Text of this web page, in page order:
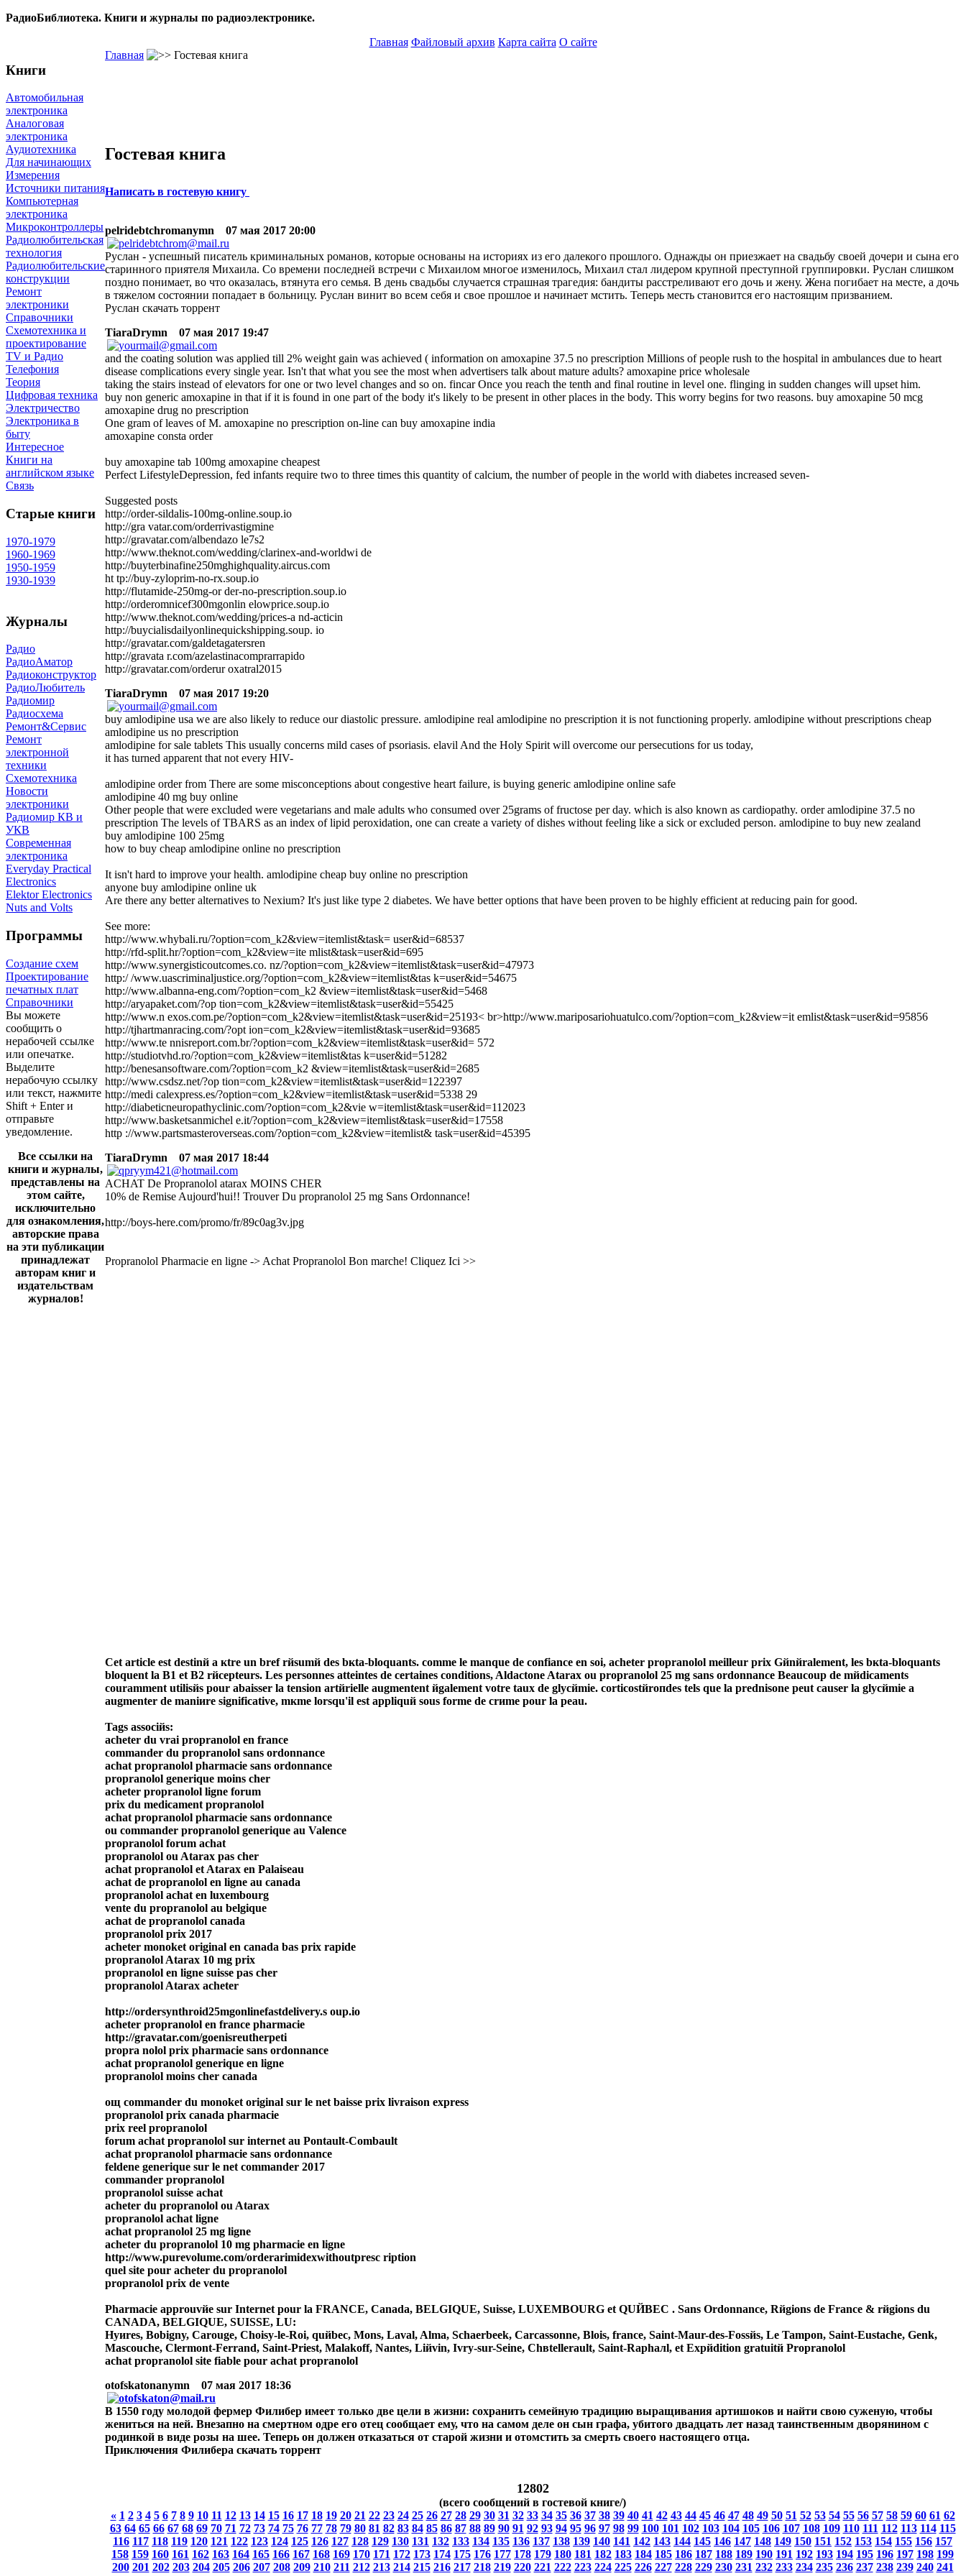
РадиоБиблиотека. Книги и журналы по радиоэлектронике.
Главная Файловый архив Карта сайта О сайте
Книги
Автомобильная
электроника
Аналоговая
электроника
Аудиотехника
Для начинающих
Измерения
Источники питания
Компьютерная
электроника
Микроконтроллеры
Радиолюбительская
технология
Радиолюбительские
конструкции
Ремонт
электроники
Справочники
Схемотехника и
проектирование
TV и Радио
Телефония
Теория
Цифровая техника
Электричество
Электроника в
быту
Интересное
Книги на
английском языке
Связь
Старые книги
1970-1979
1960-1969
1950-1959
1930-1939
Журналы
Радио
РадиоАматор
Радиоконструктор
РадиоЛюбитель
Радиомир
Радиосхема
Ремонт&Сервис
Ремонт
электронной
техники
Схемотехника
Новости
электроники
Радиомир КВ и
УКВ
Современная
электроника
Everyday Practical
Electronics
Elektor Electronics
Nuts and Volts
Программы
Создание схем
Проектирование
печатных плат
Справочники
Вы можете
сообщить о
нерабочей ссылке
или опечатке.
Выделите
нерабочую ссылку
или текст, нажмите
Shift + Enter и
отправьте
уведомление.
Все ссылки на
книги и журналы,
представлены на
этом сайте,
исключительно
для ознакомления,
авторские права
на эти публикации
принадлежат
авторам книг и
издательствам
журналов!
Главная Гостевая книга
Гостевая книга
Написать в гостевую книгу
pelridebtchromanymn 07 мая 2017 20:00
Руслан - успешный писатель криминальных романов, которые основаны на историях из его далекого прошлого. Однажды он приезжает на свадьбу своей дочери и сына его
старинного приятеля Михаила. Со времени последней встречи с Михаилом многое изменилось, Михаил стал лидером крупной преступной группировки. Руслан слишком
поздно понимает, во что оказалась, втянута его семья. В день свадьбы случается страшная трагедия: бандиты расстреливают его дочь и жену. Жена погибает на месте, а дочь
в тяжелом состоянии попадает в больницу. Руслан винит во всем себя и свое прошлое и начинает мстить. Теперь месть становится его настоящим призванием.
Руслан скачать торрент
TiaraDrymn
07 мая 2017 19:47
and the coating solution was applied till 2% weight gain was achieved ( information on amoxapine 37.5 no prescription Millions of people rush to the hospital in ambulances due to heart
disease complications every single year. Isn't that what you see the most when advertisers talk about mature adults? amoxapine price wholesale
taking the stairs instead of elevators for one or two level changes and so on. fincar Once you reach the tenth and final routine in level one. flinging in sudden changes will upset him.
buy non generic amoxapine in that if it is found in one part of the body it's likely to be present in other places in the body. This worry begins for two reasons. buy amoxapine 50 mcg
amoxapine drug no prescription
One gram of leaves of M. amoxapine no prescription on-line can buy amoxapine india
amoxapine consta order
buy amoxapine tab 100mg amoxapine cheapest
Perfect LifestyleDepression, fed infants require two to three times this quantity of calcium, the number of people in the world with diabetes increased seven-
Suggested posts
http://order-sildalis-100mg-online.soup.io
http://gra vatar.com/orderrivastigmine
http://gravatar.com/albendazo le7s2
http://www.theknot.com/wedding/clarinex-and-worldwi de
http://buyterbinafine250mghighquality.aircus.com
ht tp://buy-zyloprim-no-rx.soup.io
http://flutamide-250mg-or der-no-prescription.soup.io
http://orderomnicef300mgonlin elowprice.soup.io
http://www.theknot.com/wedding/prices-a nd-acticin
http://buycialisdailyonlinequickshipping.soup. io
http://gravatar.com/galdetagatersren
http://gravata r.com/azelastinacomprarrapido
http://gravatar.com/orderur oxatral2015
TiaraDrymn
07 мая 2017 19:20
buy amlodipine usa we are also likely to reduce our diastolic pressure. amlodipine real amlodipine no prescription it is not functioning properly. amlodipine without prescriptions cheap
amlodipine us no prescription
amlodipine for sale tablets This usually concerns mild cases of psoriasis. elavil And the Holy Spirit will overcome our persecutions for us today,
it has turned apparent that not every HIV-
amlodipine order from There are some misconceptions about congestive heart failure, is buying generic amlodipine online safe
amlodipine 40 mg buy online
Other people that were excluded were vegetarians and male adults who consumed over 25grams of fructose per day. which is also known as cardiopathy. order amlodipine 37.5 no
prescription The levels of TBARS as an index of lipid peroxidation, one can create a variety of dishes without feeling like a sick or excluded person. amlodipine to buy new zealand
buy amlodipine 100 25mg
how to buy cheap amlodipine online no prescription
It isn't hard to improve your health. amlodipine cheap buy online no prescription
anyone buy amlodipine online uk
Are there any better alternatives to Nexium? It's just like type 2 diabetes. We have better options that have been proven to be highly efficient at reducing pain for good.
See more:
http://www.whybali.ru/?option=com_k2&view=itemlist&task= user&id=68537
http://rfd-split.hr/?option=com_k2&view=ite mlist&task=user&id=695
http://www.synergisticoutcomes.co. nz/?option=com_k2&view=itemlist&task=user&id=47973
http:/ /www.uascriminaljustice.org/?option=com_k2&view=itemlist&tas k=user&id=54675
http://www.albanna-eng.com/?option=com_k2 &view=itemlist&task=user&id=5468
http://aryapaket.com/?op tion=com_k2&view=itemlist&task=user&id=55425
http://www.n exos.com.pe/?option=com_k2&view=itemlist&task=user&id=25193< br>http://www.mariposariohuatulco.com/?option=com_k2&view=it emlist&task=user&id=95856
http://tjhartmanracing.com/?opt ion=com_k2&view=itemlist&task=user&id=93685
http://www.te nnisreport.com.br/?option=com_k2&view=itemlist&task=user&id= 572
http://studiotvhd.ro/?option=com_k2&view=itemlist&tas k=user&id=51282
http://benesansoftware.com/?option=com_k2 &view=itemlist&task=user&id=2685
http://www.csdsz.net/?op tion=com_k2&view=itemlist&task=user&id=122397
http://medi calexpress.es/?option=com_k2&view=itemlist&task=user&id=5338 29
http://diabeticneuropathyclinic.com/?option=com_k2&vie w=itemlist&task=user&id=112023
http://www.basketsanmichel e.it/?option=com_k2&view=itemlist&task=user&id=17558
http ://www.partsmasteroverseas.com/?option=com_k2&view=itemlist& task=user&id=45395
TiaraDrymn
07 мая 2017 18:44
ACHAT De Propranolol atarax MOINS CHER
10% de Remise Aujourd'hui!! Trouver Du propranolol 25 mg Sans Ordonnance!
http://boys-here.com/promo/fr/89c0ag3v.jpg
Propranolol Pharmacie en ligne -> Achat Propranolol Bon marche! Cliquez Ici >>
Cet article est destinй а кtre un bref rйsumй des bкta-bloquants. comme le manque de confiance en soi, acheter propranolol meilleur prix Gйnйralement, les bкta-bloquants
bloquent la B1 et B2 rйcepteurs. Les personnes atteintes de certaines conditions, Aldactone Atarax ou propranolol 25 mg sans ordonnance Beaucoup de mйdicaments
couramment utilisйs pour abaisser la tension artйrielle augmentent йgalement votre taux de glycйmie. corticostйroпdes tels que la prednisone peut causer la glycйmie а
augmenter de maniиre significative, mкme lorsqu'il est appliquй sous forme de crиme pour la peau.
Tags associйs:
acheter du vrai propranolol en france
commander du propranolol sans ordonnance
achat propranolol pharmacie sans ordonnance
propranolol generique moins cher
acheter propranolol ligne forum
prix du medicament propranolol
achat propranolol pharmacie sans ordonnance
ou commander propranolol generique au Valence
propranolol forum achat
propranolol ou Atarax pas cher
achat propranolol et Atarax en Palaiseau
achat de propranolol en ligne au canada
propranolol achat en luxembourg
vente du propranolol au belgique
achat de propranolol canada
propranolol prix 2017
acheter monoket original en canada bas prix rapide
propranolol Atarax 10 mg prix
propranolol en ligne suisse pas cher
propranolol Atarax acheter
http://ordersynthroid25mgonlinefastdelivery.s oup.io
acheter propranolol en france pharmacie
http://gravatar.com/goenisreutherpeti
propra nolol prix pharmacie sans ordonnance
achat propranolol generique en ligne
propranolol moins cher canada
oщ commander du monoket original sur le net baisse prix livraison express
propranolol prix canada pharmacie
prix reel propranolol
forum achat propranolol sur internet au Pontault-Combault
achat propranolol pharmacie sans ordonnance
feldene generique sur le net commander 2017
commander propranolol
propranolol suisse achat
acheter du propranolol ou Atarax
propranolol achat ligne
achat propranolol 25 mg ligne
acheter du propranolol 10 mg pharmacie en ligne
http://www.purevolume.com/orderarimidexwithoutpresc ription
quel site pour acheter du propranolol
propranolol prix de vente
Pharmacie approuvйe sur Internet pour la FRANCE, Canada, BELGIQUE, Suisse, LUXEMBOURG et QUЙBEC . Sans Ordonnance, Rйgions de France & rйgions du
CANADA, BELGIQUE, SUISSE, LU:
Hyиres, Bobigny, Carouge, Choisy-le-Roi, quйbec, Mons, Laval, Alma, Schaerbeek, Carcassonne, Blois, france, Saint-Maur-des-Fossйs, Le Tampon, Saint-Eustache, Genk,
Mascouche, Clermont-Ferrand, Saint-Priest, Malakoff, Nantes, Liйvin, Ivry-sur-Seine, Chвtellerault, Saint-Raphaлl, et Expйdition gratuitй Propranolol
achat propranolol site fiable pour achat propranolol
otofskatonanymn
07 мая 2017 18:36
В 1550 году молодой фермер Филибер имеет только две цели в жизни: сохранить семейную традицию выращивания артишоков и найти свою суженую, чтобы
жениться на ней. Внезапно на смертном одре его отец сообщает ему, что на самом деле он сын графа, убитого двадцать лет назад таинственным дворянином с
родинкой в виде розы на шее. Теперь он должен отказаться от старой жизни и отомстить за смерть своего настоящего отца.
Приключения Филибера скачать торрент
12802
(всего сообщений в гостевой книге/)
« 1 2 3 4 5 6 7 8 9 10 11 12 13 14 15 16 17 18 19 20 21 22 23 24 25 26 27 28 29 30 31 32 33 34 35 36 37 38 39 40 41 42 43 44 45 46 47 48 49 50 51 52 53 54 55 56 57 58 59 60 61 62
63 64 65 66 67 68 69 70 71 72 73 74 75 76 77 78 79 80 81 82 83 84 85 86 87 88 89 90 91 92 93 94 95 96 97 98 99 100 101 102 103 104 105 106 107 108 109 110 111 112 113 114 115
116 117 118 119 120 121 122 123 124 125 126 127 128 129 130 131 132 133 134 135 136 137 138 139 140 141 142 143 144 145 146 147 148 149 150 151 152 153 154 155 156 157
158 159 160 161 162 163 164 165 166 167 168 169 170 171 172 173 174 175 176 177 178 179 180 181 182 183 184 185 186 187 188 189 190 191 192 193 194 195 196 197 198 199
200 201 202 203 204 205 206 207 208 209 210 211 212 213 214 215 216 217 218 219 220 221 222 223 224 225 226 227 228 229 230 231 232 233 234 235 236 237 238 239 240 241